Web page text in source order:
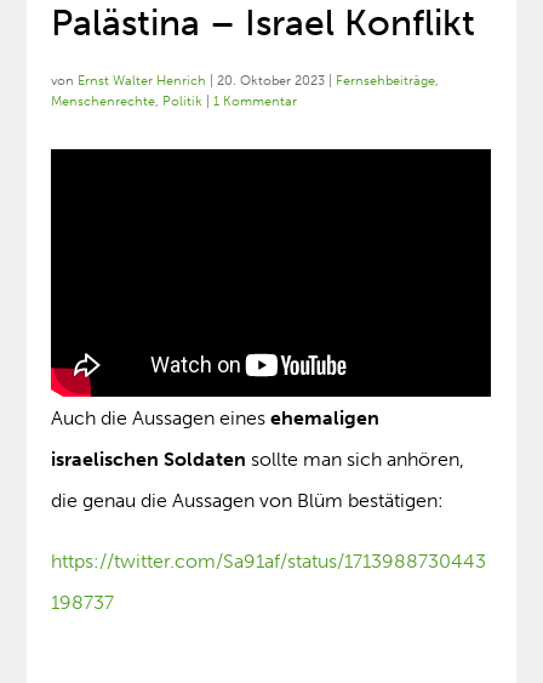
Palästina – Israel Konflikt
von Ernst Walter Henrich |20. Oktober 2023 Fernsehbeiträge,
Menschenrechte, Politik |1 Kommentar
Auch die Aussagen einesehemaligen
israelischen Soldaten sollte man sich anhören,
die genau die Aussagen von Blüm bestätigen:
https://twitter.com/Sa91af/status/1713988730443
198737